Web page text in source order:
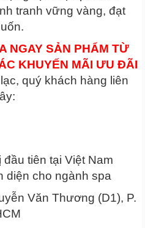
tranh vững vàng, đạt
NGAY SẢN PHẨM TỪ
KHUYẾN MÃI ƯU ĐÃI
quý khách hàng liên
tiên tại Việt Nam
diện cho ngành spa
Văn Thương (D1), P.